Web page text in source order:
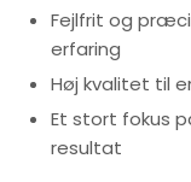
​Fejlfrit og
erfaring
​Høj kvalitet til
​Et stort fokus
resultat